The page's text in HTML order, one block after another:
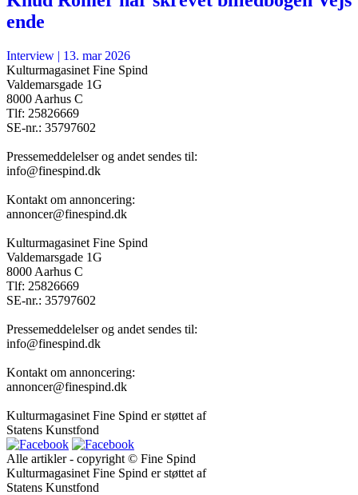
ende
Interview | 13. mar 2026
Kulturmagasinet Fine Spind
Valdemarsgade 1G
8000 Aarhus C
Tlf: 25826669
SE-nr.: 35797602
Pressemeddelelser og andet sendes til:
info@finespind.dk
Kontakt om annoncering:
annoncer@finespind.dk
Kulturmagasinet Fine Spind
Valdemarsgade 1G
8000 Aarhus C
Tlf: 25826669
SE-nr.: 35797602
Pressemeddelelser og andet sendes til:
info@finespind.dk
Kontakt om annoncering:
annoncer@finespind.dk
Kulturmagasinet Fine Spind er støttet af
Statens Kunstfond
Alle artikler - copyright © Fine Spind
Kulturmagasinet Fine Spind er støttet af
Statens Kunstfond